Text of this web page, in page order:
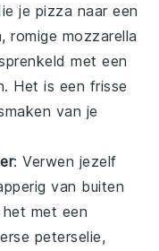
je pizza naar een
, romige mozzarella
met een
. Het is een frisse
van je
: Verwen jezelf
van buiten
met een
peterselie,